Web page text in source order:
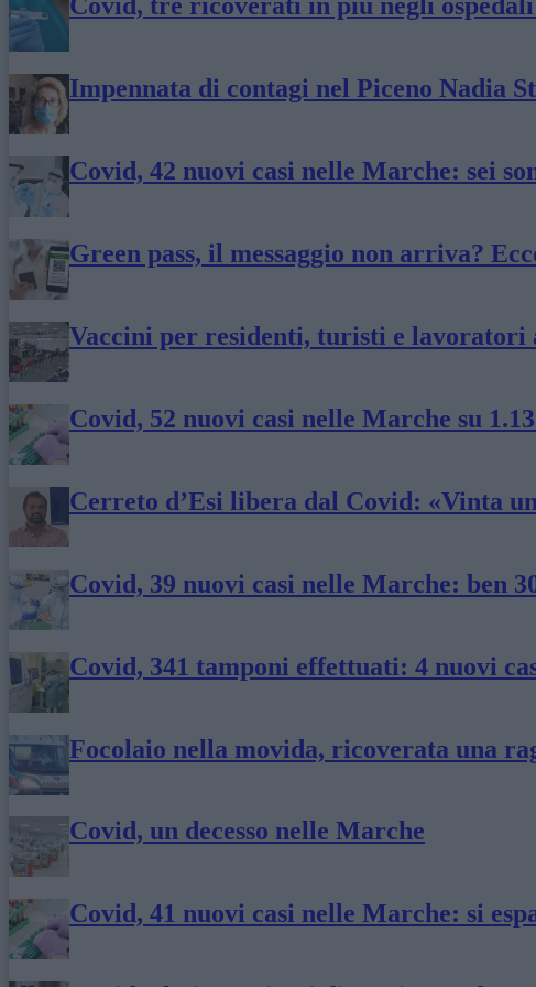
Covid, tre ricoverati in più negli
Impennata di contagi nel Piceno Nadia
Covid, 42 nuovi casi nelle Marche: sei
Green pass, il messaggio non arriva?
Vaccini per residenti, turisti e lavoratori
Covid, 52 nuovi casi nelle Marche su
Cerreto d’Esi libera dal Covid: «Vinta
Covid, 39 nuovi casi nelle Marche: ben
Covid, 341 tamponi effettuati: 4 nuovi
Focolaio nella movida, ricoverata una
Covid, un decesso nelle Marche
Covid, 41 nuovi casi nelle Marche: si